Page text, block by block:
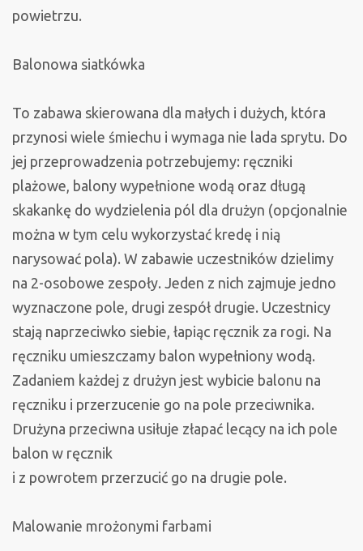
powietrzu.
Balonowa siatkówka
To zabawa skierowana dla małych i dużych, która
przynosi wiele śmiechu i wymaga nie lada sprytu. Do
jej przeprowadzenia potrzebujemy: ręczniki
plażowe, balony wypełnione wodą oraz długą
skakankę do wydzielenia pól dla drużyn (opcjonalnie
można w tym celu wykorzystać kredę i nią
narysować pola). W zabawie uczestników dzielimy
na 2-osobowe zespoły. Jeden z nich zajmuje jedno
wyznaczone pole, drugi zespół drugie. Uczestnicy
stają naprzeciwko siebie, łapiąc ręcznik za rogi. Na
ręczniku umieszczamy balon wypełniony wodą.
Zadaniem każdej z drużyn jest wybicie balonu na
ręczniku i przerzucenie go na pole przeciwnika.
Drużyna przeciwna usiłuje złapać lecący na ich pole
balon w ręcznik
i z powrotem przerzucić go na drugie pole.
Malowanie mrożonymi farbami